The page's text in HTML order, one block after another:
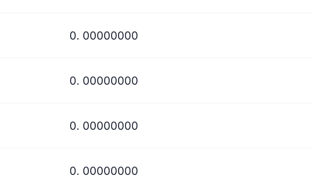
0. 00000000
0. 00000000
0. 00000000
0. 00000000